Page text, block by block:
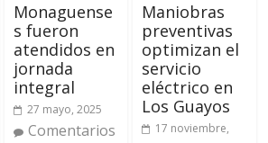
Monaguense
s fueron
atendidos en
jornada
integral
27 mayo, 2025
Comentarios
Maniobras
preventivas
optimizan el
servicio
eléctrico en
Los Guayos
17 noviembre,